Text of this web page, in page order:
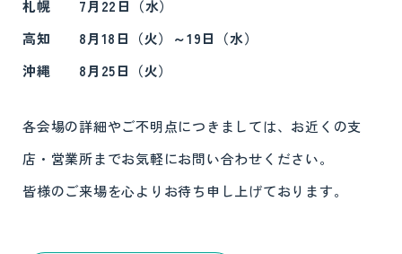
札幌 7月22日（水）
高知 8月18日（火）～19日（水）
沖縄 8月25日（火）
各会場の詳細やご不明点につきましては、お近くの支
店・営業所までお気軽にお問い合わせください。
皆様のご来場を心よりお待ち申し上げております。